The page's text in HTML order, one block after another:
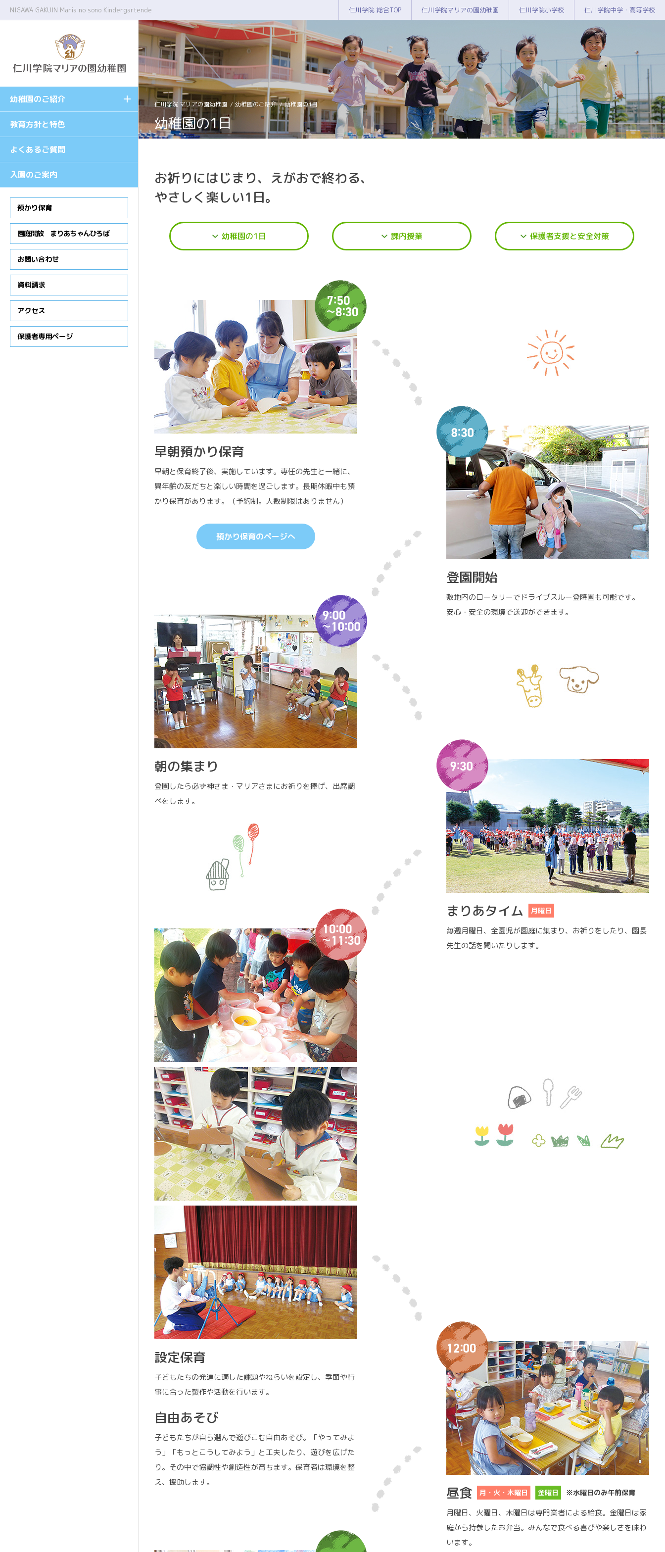
NIGAWA GAKUIN Maria no sono Kindergartende 仁川学院 総合TOP 仁川学院マリアの園幼稚園 仁川学院小学校 仁川学院中学・高等学校
園長メッセージ
施設案内
幼稚園の1日
課外授業
年間行事
概要
幼稚園のご紹介
教育方針と特色
よくあるご質問
入園のご案内
預かり保育
園庭開放 まりあちゃんひろば
お問い合わせ
資料請求
アクセス
保護者専用ページ
仁川学院 マリアの園幼稚園 幼稚園のご紹介 幼稚園の1日
幼稚園の1日
お祈りにはじまり、えがおで終わる、
やさしく楽しい1日。
幼稚園の1日 課内授業 保護者支援と安全対策
早朝預かり保育
早朝と保育終了後、実施しています。専任の先生と一緒に、
異年齢の友だちと楽しい時間を過ごします。長期休暇中も預
かり保育があります。（予約制。人数制限はありません）
預かり保育のページへ
登園開始
敷地内のロータリーでドライブスルー登降園も可能です。
安心・安全の環境で送迎ができます。
朝の集まり
登園したら必ず神さま・マリアさまにお祈りを捧げ、出席調
べをします。
まりあタイム 月曜日
毎週月曜日、全園児が園庭に集まり、お祈りをしたり、園長
先生の話を聞いたりします。
設定保育
子どもたちの発達に適した課題やねらいを設定し、季節や行
事に合った製作や活動を行います。
自由あそび
子どもたちが自ら選んで遊びこむ自由あそび。「やってみよ
う」「もっとこうしてみよう」と工夫したり、遊びを広げた
り。その中で協調性や創造性が育ちます。保育者は環境を整
え、援助します。
昼食 月・火・木曜日 金曜日 ※水曜日のみ午前保育
月曜日、火曜日、木曜日は専門業者による給食。金曜日は家
庭から持参したお弁当。みんなで食べる喜びや楽しさを味わ
います。